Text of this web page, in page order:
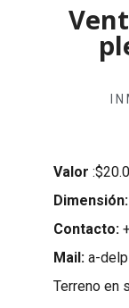
Valor
Dimensión:
Contacto:
Mail: a-
Terreno en